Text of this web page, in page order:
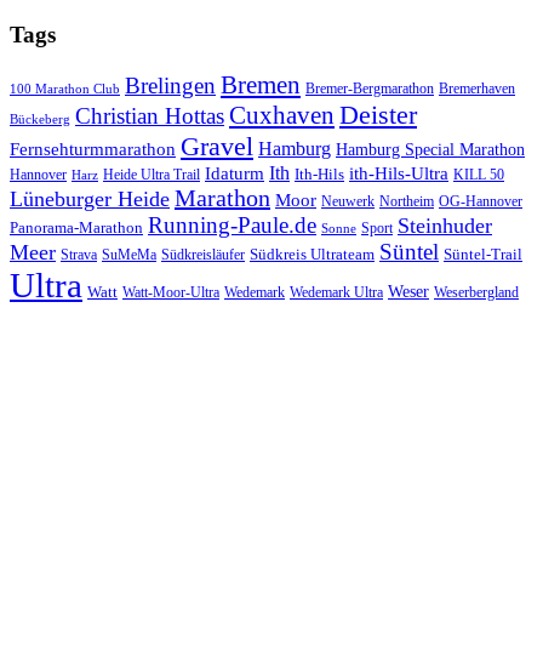
Tags
100 Marathon Club BrelingenBremen Bremer-Bergmarathon Bremerhaven
Bückeberg Christian HottasCuxhaven Deister
Fernsehturmmarathon Gravel Hamburg Hamburg Special Marathon
Hannover Harz Heide Ultra Trail Idaturm Ith Ith-Hils ith-Hils-Ultra KILL 50
Lüneburger Heide Marathon Moor Neuwerk Northeim OG-Hannover
Panorama-Marathon Running-Paule.de Sonne Sport Steinhuder
Meer Strava SuMeMa Südkreisläufer Südkreis Ultrateam Süntel Süntel-Trail
Ultra Watt Watt-Moor-Ultra Wedemark Wedemark Ultra Weser Weserbergland